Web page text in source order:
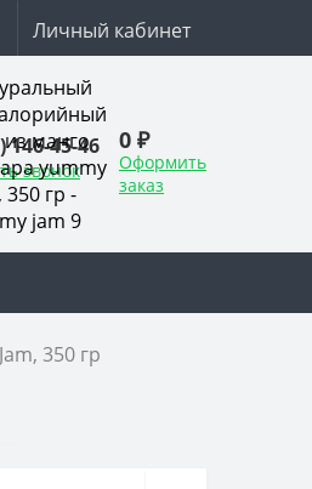
Личный кабинет
146-45-46
звонок
0 ₽
Оформить
заказ
350 гр